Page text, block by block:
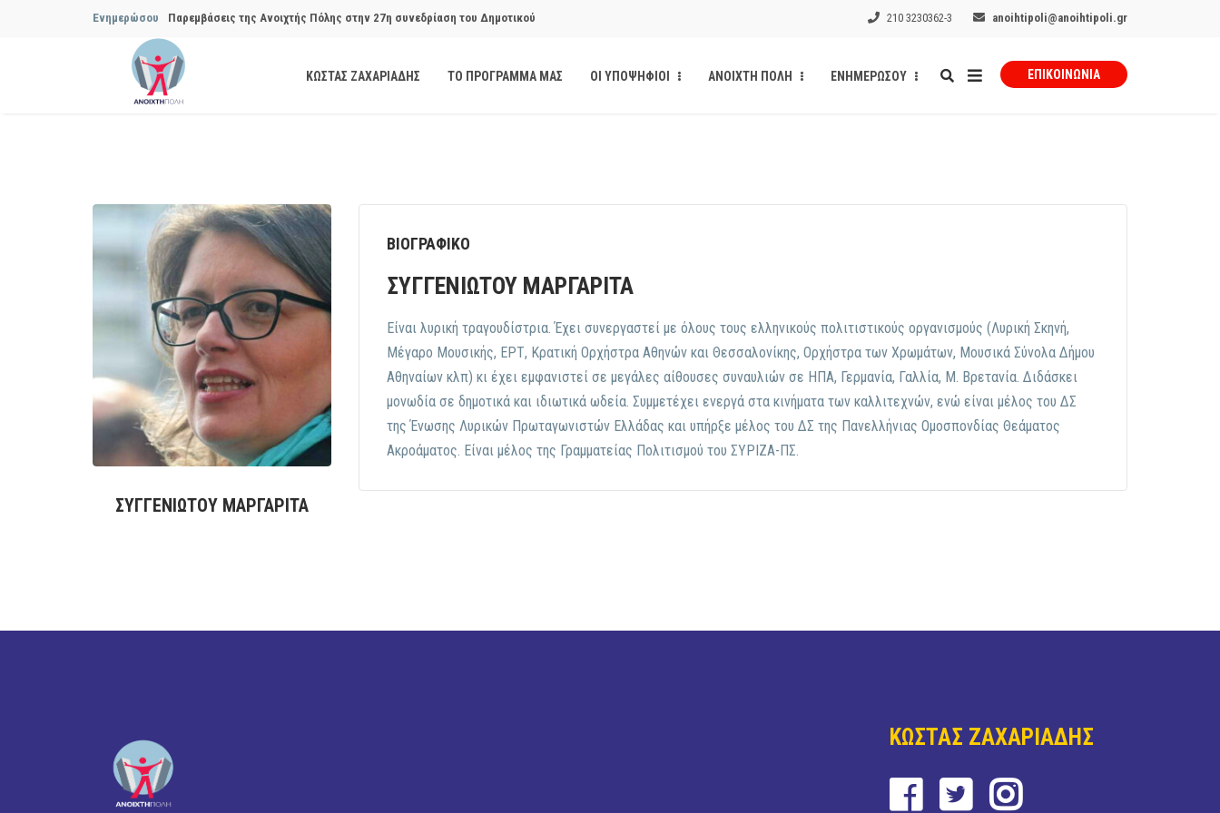
Ενημερώσου Παρεμβάσεις της Ανοιχτής Πόλης στην 27η συνεδρίαση του Δημοτικού
Συμβουλίου του Δήμου…
Παρεμβάσεις της Ανοιχτής Πόλης στην 29η συνεδρίαση του Δημοτικού
Θεσμική θωράκιση των εγκύων αιρετών μετά από την παρέμβαση της Ανοιχτής
Πόλης
Να αποκατασταθεί με εγγυήσεις, διαφάνεια και δημοσιότητα το αίσθημα
ασφάλειας στην Κυψέλη
210 3230362-3 anoihtipoli@anoihtipoli.gr
ΚΩΣΤΑΣ ΖΑΧΑΡΙΑΔΗΣ ΤΟ ΠΡΟΓΡΑΜΜΑ ΜΑΣ ΟΙ ΥΠΟΨΗΦΙΟΙ ΑΝΟΙΧΤΗ ΠΟΛΗ ΕΝΗΜΕΡΩΣΟΥ ΕΠΙΚΟΙΝΩΝΊΑ
ΣΥΓΓΕΝΙΩΤΟΥ ΜΑΡΓΑΡΙΤΑ
ΒΙΟΓΡΑΦΙΚΟ
ΣΥΓΓΕΝΙΩΤΟΥ ΜΑΡΓΑΡΙΤΑ
Είναι λυρική τραγουδίστρια. Έχει συνεργαστεί με όλους τους ελληνικούς πολιτιστικούς οργανισμούς (Λυρική Σκηνή,
Μέγαρο Μουσικής, ΕΡΤ, Κρατική Ορχήστρα Αθηνών και Θεσσαλονίκης, Ορχήστρα των Χρωμάτων, Μουσικά Σύνολα Δήμου
Αθηναίων κλπ) κι έχει εμφανιστεί σε μεγάλες αίθουσες συναυλιών σε ΗΠΑ, Γερμανία, Γαλλία, Μ. Βρετανία. Διδάσκει
μονωδία σε δημοτικά και ιδιωτικά ωδεία. Συμμετέχει ενεργά στα κινήματα των καλλιτεχνών, ενώ είναι μέλος του ΔΣ
της Ένωσης Λυρικών Πρωταγωνιστών Ελλάδας και υπήρξε μέλος του ΔΣ της Πανελλήνιας Ομοσπονδίας Θεάματος
Ακροάματος. Είναι μέλος της Γραμματείας Πολιτισμού του ΣΥΡΙΖΑ-ΠΣ.
ΚΩΣΤΑΣ ΖΑΧΑΡΙΑΔΗΣ